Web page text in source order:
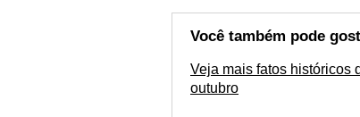
Você também pode
Veja mais fatos históricos
outubro